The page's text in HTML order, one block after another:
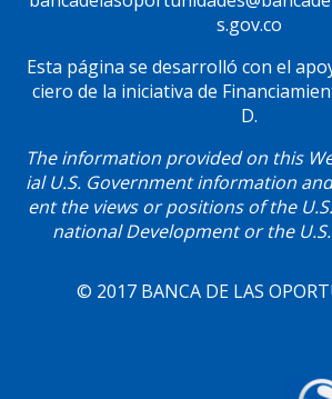
s.gov.co
Esta página se desarrolló con el
ciero de la iniciativa de
D.
The information provided on this
ial U.S. Government information
ent the views or positions of the
national Development or the
© 2017 BANCA DE LAS